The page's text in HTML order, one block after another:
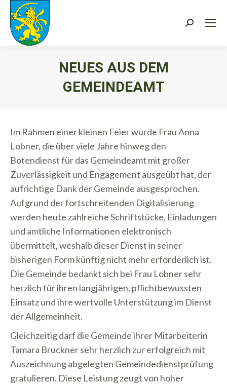
Search:
NEUES AUS DEM
GEMEINDEAMT
Im Rahmen einer kleinen Feier wurde Frau Anna
Lobner, die über viele Jahre hinweg den
Botendienst für das Gemeindeamt mit großer
Zuverlässigkeit und Engagement ausgeübt hat, der
aufrichtige Dank der Gemeinde ausgesprochen.
Aufgrund der fortschreitenden Digitalisierung
werden heute zahlreiche Schriftstücke, Einladungen
und amtliche Informationen elektronisch
übermittelt, weshalb dieser Dienst in seiner
bisherigen Form künftig nicht mehr erforderlich ist.
Die Gemeinde bedankt sich bei Frau Lobner sehr
herzlich für ihren langjährigen, pflichtbewussten
Einsatz und ihre wertvolle Unterstützung im Dienst
der Allgemeinheit.
Gleichzeitig darf die Gemeinde ihrer Mitarbeiterin
Tamara Bruckner sehr herzlich zur erfolgreich mit
Auszeichnung abgelegten Gemeindedienstprüfung
gratulieren. Diese Leistung zeugt von hoher